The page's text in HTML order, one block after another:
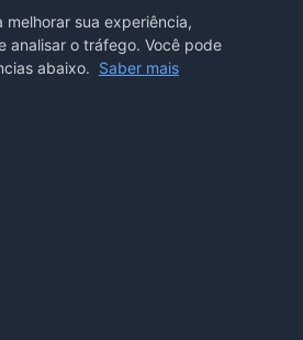
melhorar sua experiência,
analisar o tráfego. Você pode
abaixo. Saber mais